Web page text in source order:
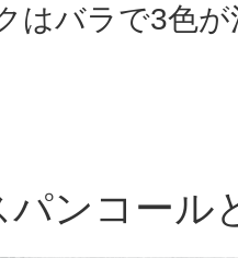
はバラで3色
パンコール